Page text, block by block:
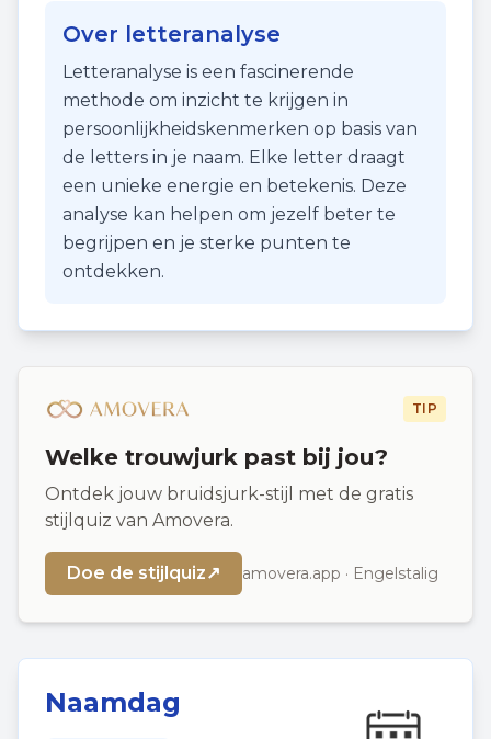
Over letteranalyse
Letteranalyse is een fascinerende
methode om inzicht te krijgen in
persoonlijkheidskenmerken op basis van
de letters in je naam. Elke letter draagt
een unieke energie en betekenis. Deze
analyse kan helpen om jezelf beter te
begrijpen en je sterke punten te
ontdekken.
TIP
Welke trouwjurk past bij jou?
Ontdek jouw bruidsjurk-stijl met de gratis
stijlquiz van Amovera.
Doe de stijlquiz↗ amovera.app · Engelstalig
Naamdag